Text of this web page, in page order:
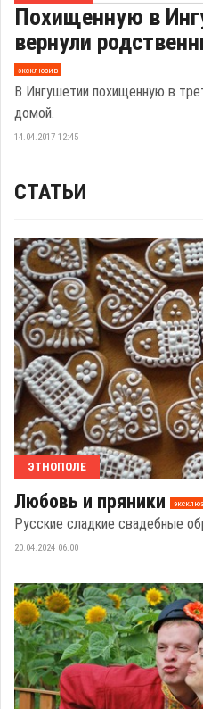
Похищенную в
вернули
эксклюзив
В Ингушетии похищенную в
домой.
14.04.2017 12:45
СТАТЬИ
ЭТНОПОЛЕ
Любовь и пряники
Русские сладкие свадебные
20.04.2024 06:00